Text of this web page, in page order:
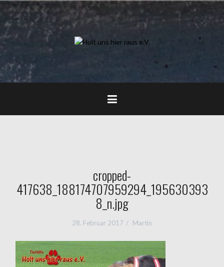
Zum
Inhalt
springen
cropped-
417638_188174707959294_195630393
8_n.jpg
28. Februar 2017 Martin